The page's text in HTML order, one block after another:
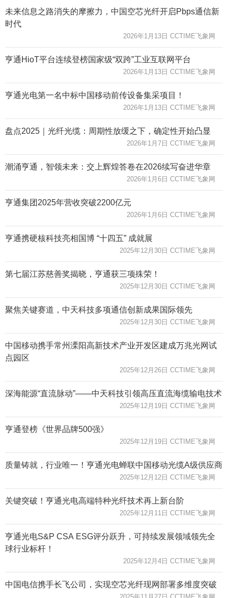
未来信息之路消失的摩擦力，中国空芯光纤开启Pbps通信新
时代
2026年1月13日 CCTIME飞象网
亨通HioT平台连续登榜国家级“双跨”工业互联网平台
2026年1月13日 CCTIME飞象网
亨通光电第一名中标中国移动前传设备集采项目！
2026年1月13日 CCTIME飞象网
盘点2025｜光纤光缆：周期性放缓之下，确定性开始凸显
2026年1月7日 CCTIME飞象网
潮涌亨通，智领未来：交上辉煌答卷在2026续写奋进华章
2026年1月6日 CCTIME飞象网
亨通集团2025年营收突破2200亿元
2026年1月6日 CCTIME飞象网
亨通携硬核科技亮相国博 “十四五” 成就展
2025年12月30日 CCTIME飞象网
第七届江苏慈善奖揭晓，亨通获三项殊荣！
2025年12月30日 CCTIME飞象网
聚焦关键赛道，中天科技多项通信创新成果国际领先
2025年12月30日 CCTIME飞象网
中国移动携手常州溧阳高新技术产业开发区建成万兆光网试
点园区
2025年12月26日 CCTIME飞象网
深海能源“直流脉动”——中天科技引领高压直流海缆输电技术
2025年12月19日 CCTIME飞象网
亨通登榜《世界品牌500强》
2025年12月19日 CCTIME飞象网
质量铸就，行业唯一！亨通光电蝉联中国移动光缆A级供应商
2025年12月12日 CCTIME飞象网
关键突破！亨通光电高端特种光纤技术再上新台阶
2025年12月11日 CCTIME飞象网
亨通光电S&P CSA ESG评分跃升，可持续发展领域领先全
球行业标杆！
2025年12月4日 CCTIME飞象网
中国电信携手长飞公司，实现空芯光纤现网部署多维度突破